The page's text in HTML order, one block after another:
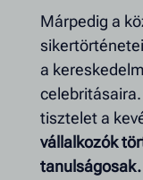
Márpedig a
a
tisztelet a
vállalkozók
tanulságosak.